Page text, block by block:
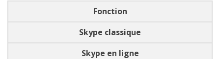
Fonction
Skype classique
Skype en ligne